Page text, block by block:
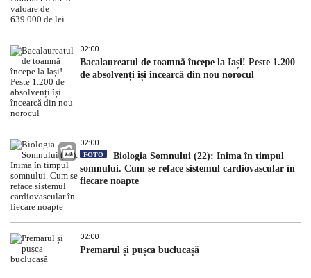
02:00
Bacalaureatul de toamnă începe la Iași! Peste 1.200
de absolvenți își încearcă din nou norocul
02:00
FOTO
Biologia Somnului (22): Inima în timpul
somnului. Cum se reface sistemul cardiovascular în
fiecare noapte
02:00
Premarul și pușca buclucașă